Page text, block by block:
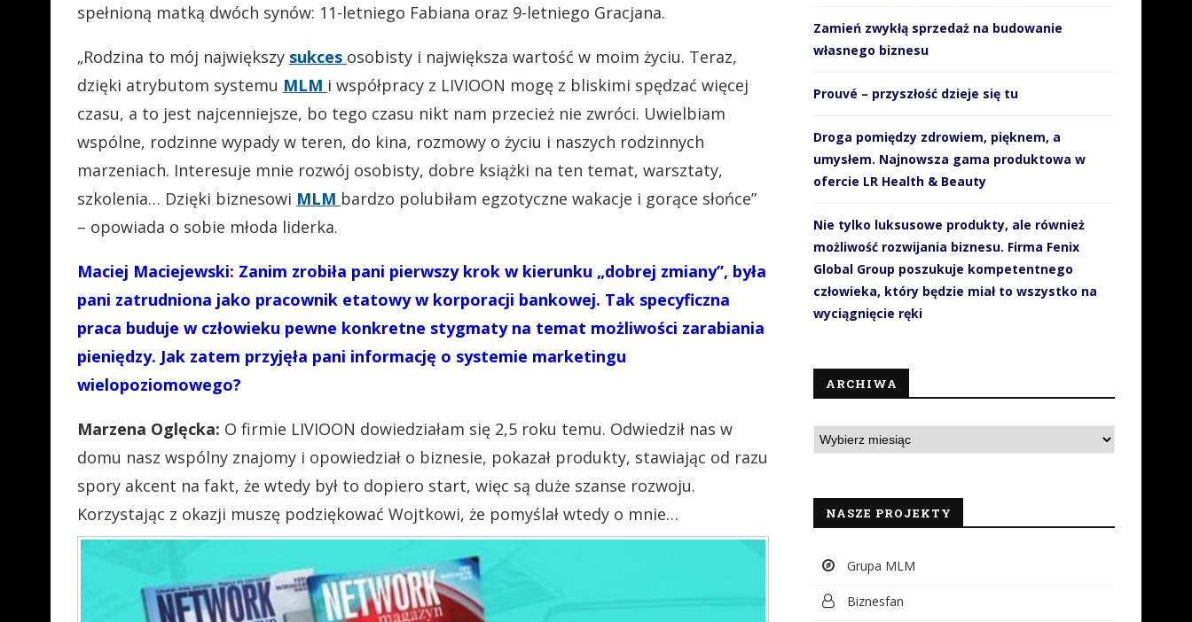
spełnioną matką dwóch synów: 11-letniego Fabiana oraz 9-letniego Gracjana.
„Rodzina to mój największy sukces osobisty i największa wartość w moim życiu. Teraz,
dzięki atrybutom systemu MLM i współpracy z LIVIOON mogę z bliskimi spędzać więcej
czasu, a to jest najcenniejsze, bo tego czasu nikt nam przecież nie zwróci. Uwielbiam
wspólne, rodzinne wypady w teren, do kina, rozmowy o życiu i naszych rodzinnych
marzeniach. Interesuje mnie rozwój osobisty, dobre książki na ten temat, warsztaty,
szkolenia… Dzięki biznesowi MLM bardzo polubiłam egzotyczne wakacje i gorące słońce”
– opowiada o sobie młoda liderka.
Maciej Maciejewski: Zanim zrobiła pani pierwszy krok w kierunku „dobrej zmiany”, była
pani zatrudniona jako pracownik etatowy w korporacji bankowej. Tak specyficzna
praca buduje w człowieku pewne konkretne stygmaty na temat możliwości zarabiania
pieniędzy. Jak zatem przyjęła pani informację o systemie marketingu
wielopoziomowego?
Marzena Oglęcka: O firmie LIVIOON dowiedziałam się 2,5 roku temu. Odwiedził nas w
domu nasz wspólny znajomy i opowiedział o biznesie, pokazał produkty, stawiając od razu
spory akcent na fakt, że wtedy był to dopiero start, więc są duże szanse rozwoju.
Korzystając z okazji muszę podziękować Wojtkowi, że pomyślał wtedy o mnie…
Zamień zwykłą sprzedaż na budowanie
własnego biznesu
Prouvé – przyszłość dzieje się tu
Droga pomiędzy zdrowiem, pięknem, a
umysłem. Najnowsza gama produktowa w
ofercie LR Health & Beauty
Nie tylko luksusowe produkty, ale również
możliwość rozwijania biznesu. Firma Fenix
Global Group poszukuje kompetentnego
człowieka, który będzie miał to wszystko na
wyciągnięcie ręki
ARCHIWA
NASZE PROJEKTY
Grupa MLM
Biznesfan